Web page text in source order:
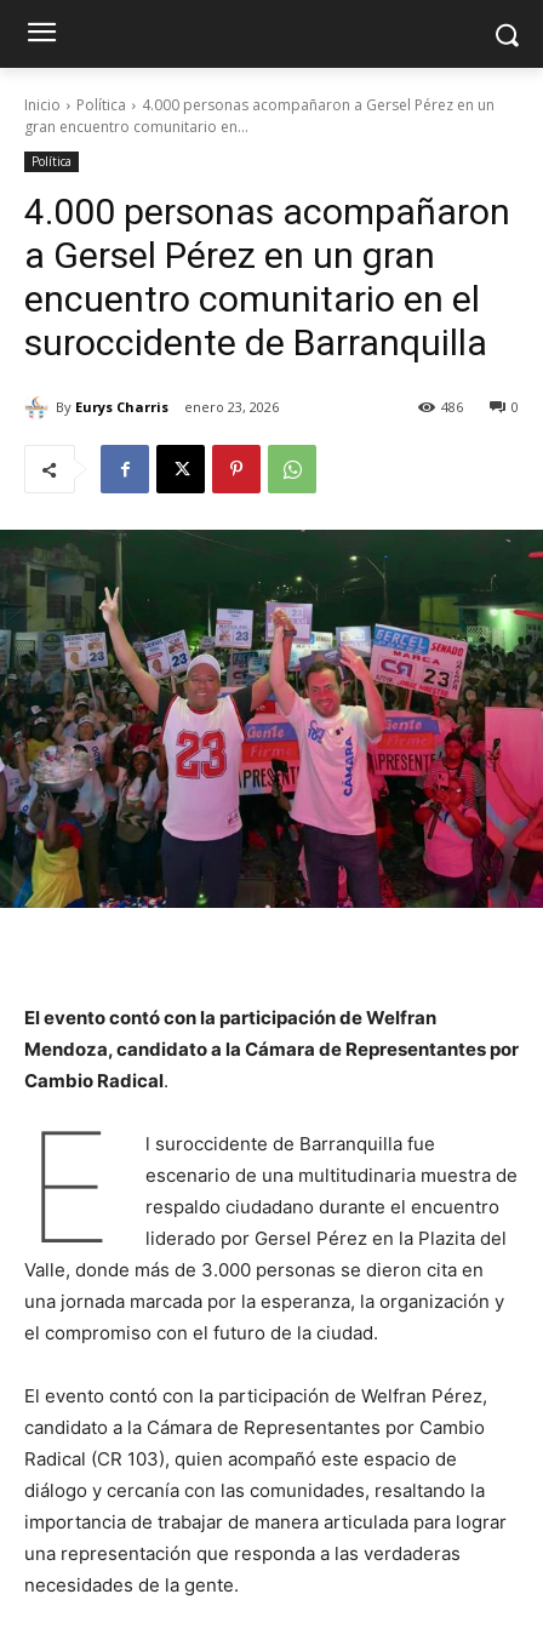
Inicio Política
4.000 personas acompañaron a Gersel Pérez en un
gran encuentro comunitario en...
Política
4.000 personas acompañaron
a Gersel Pérez en un gran
encuentro comunitario en el
suroccidente de Barranquilla
By Eurys Charris enero 23, 2026 0
486
El evento contó con la participación de Welfran
Mendoza, candidato a la Cámara de Representantes por
Cambio Radical.
E
l suroccidente de Barranquilla fue
escenario de una multitudinaria muestra de
respaldo ciudadano durante el encuentro
liderado por Gersel Pérez en la Plazita del
Valle, donde más de 3.000 personas se dieron cita en
una jornada marcada por la esperanza, la organización y
el compromiso con el futuro de la ciudad.
El evento contó con la participación de Welfran Pérez,
candidato a la Cámara de Representantes por Cambio
Radical (CR 103), quien acompañó este espacio de
diálogo y cercanía con las comunidades, resaltando la
importancia de trabajar de manera articulada para lograr
una representación que responda a las verdaderas
necesidades de la gente.